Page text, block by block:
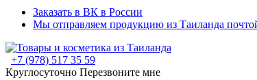
Заказать в ВК в России
Мы отправляем продукцию из Таиланда
+7 (978) 517 35 59
Круглосуточно Перезвоните мне